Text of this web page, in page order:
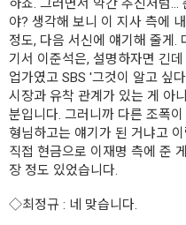
하죠. 그러면서 약간 추신처럼
야? 생각해 보니 이 지사 측에
정도, 다음 서신에 얘기해 줄게.
기서 이준석은, 설명하자면 긴
업가였고 SBS '그것이 알고 싶
시장과 유착 관계가 있는 게 아
분입니다. 그러니까 다른 조폭
형님하고는 얘기가 된 거냐고
직접 현금으로 이재명 측에 준
장 정도 있었습니다.
◇최정규 : 네 맞습니다.